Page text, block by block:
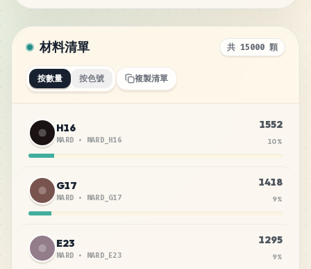
材料清單 共 15000 顆
按數量 按色號 複製清單
H16
MARD • MARD_H16
1552
10%
G17
MARD • MARD_G17
1418
9%
E23
MARD • MARD_E23
1295
9%